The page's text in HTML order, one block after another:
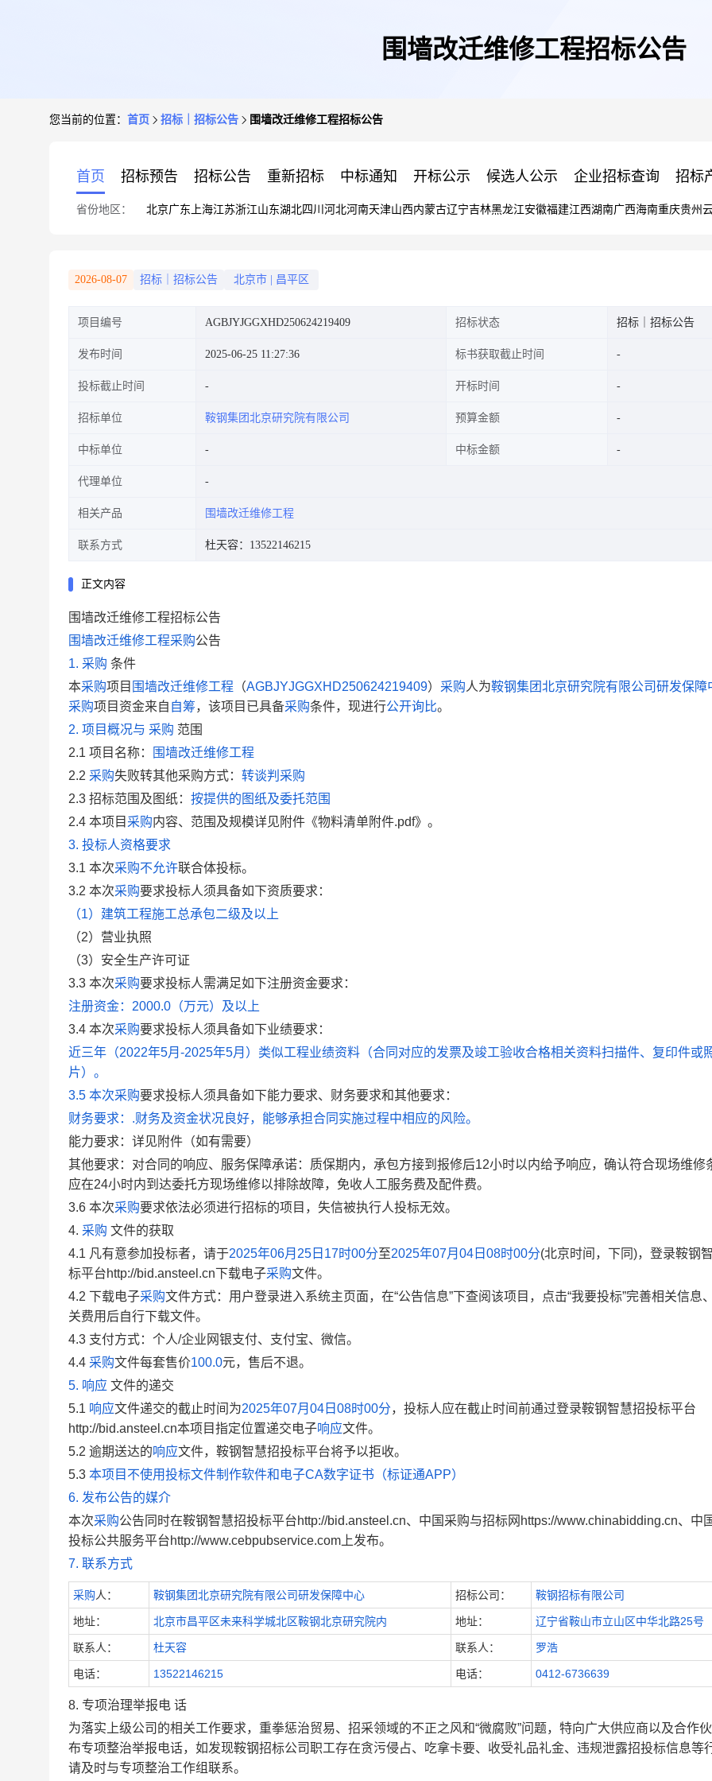
围墙改迁维修工程招标公告
您当前的位置： 首页 招标｜招标公告 围墙改迁维修工程招标公告
首页 招标预告 招标公告 重新招标 中标通知 开标公示 候选人公示 企业招标查询 招标
省份地区： 北京广东 上海江苏浙江山东湖北四川 河北河南天津山西内蒙古辽宁吉林黑龙江安徽福建江西湖南广西海南重庆贵州
2026-08-07 招标｜招标公告 北京市 昌平区
项目编号 AGBJYJGGXHD250624219409 招标状态 招标｜招标公告
发布时间 2025-06-25 11:27:36 标书获取截止时间
投标截止时间 开标时间
招标单位 鞍钢集团北京研究院有限公司 预算金额
中标单位 中标金额
代理单位
相关产品 围墙改迁维修工程
联系方式 杜天容：13522146215
正文内容
围墙改迁维修工程招标公告
围墙改迁维修工程采购公告
1. 采购 条件
本采购项目 围墙改迁维修工程 （AGBJYJGGXHD250624219409） 采购人为鞍钢集团北京研究院有限公司研发保障
采购项目资金来自 自筹，该项目已具备采购条件，现进行公开询比。
2. 项目概况与 采购 范围
2.1 项目名称：
围墙改迁维修工程
2.2 采购失败转其他采购方式： 转谈判采购
2.3 招标范围及图纸： 按提供的图纸及委托范围
2.4 本项目 采购内容、范围及规模详见附件《物料清单附件.pdf》。
3. 投标人资格要求
3.1 本次采购不允许联合体投标。
3.2 本次采购要求投标人须具备如下资质要求：
（1）建筑工程施工总承包二级及以上
（2）营业执照
（3）安全生产许可证
3.3 本次采购要求投标人需满足如下注册资金要求：
注册资金：2000.0（万元）及以上
3.4 本次采购要求投标人须具备如下业绩要求：
近三年（2022年5月-2025年5月）类似工程业绩资料（合同对应的发票及竣工验收合格相关资料扫描件、复印件或
片）。
3.5 本次采购要求投标人须具备如下能力要求、财务要求和其他要求：
财务要求：.财务及资金状况良好，能够承担合同实施过程中相应的风险。
能力要求：详见附件（如有需要）
其他要求：对合同的响应、服务保障承诺：质保期内，承包方接到报修后12小时以内给予响应，确认符合现场维修
应在24小时内到达委托方现场维修以排除故障，免收人工服务费及配件费。
3.6 本次采购要求依法必须进行招标的项目，失信被执行人投标无效。
4. 采购 文件的获取
4.1 凡有意参加投标者，请于2025年06月25日17时00分至2025年07月04日08时00分(北京时间，下同)，登录鞍钢
标平台http://bid.ansteel.cn下载电子采购文件。
4.2 下载电子采购文件方式：用户登录进入系统主页面，在“公告信息”下查阅该项目，点击“我要投标”完善相关信息
关费用后自行下载文件。
4.3 支付方式：个人/企业网银支付、支付宝、微信。
4.4 采购文件每套售价100.0元，售后不退。
5. 响应 文件的递交
5.1 响应文件递交的截止时间为2025年07月04日08时00分，投标人应在截止时间前通过登录鞍钢智慧招投标平台
http://bid.ansteel.cn本项目指定位置递交电子响应文件。
5.2 逾期送达的响应文件， 鞍钢智慧招投标平台将予以拒收。
5.3 本项目不使用投标文件制作软件和电子CA数字证书（标证通APP）
6. 发布公告的媒介
本次采购公告同时在鞍钢智慧招投标平台http://bid.ansteel.cn、中国采购与招标网https://www.chinabidding.cn、中
投标公共服务平台http://www.cebpubservice.com上发布。
7. 联系方式
采购人： 鞍钢集团北京研究院有限公司研发保障中心 招标公司： 鞍钢招标有限公司
地址： 北京市昌平区未来科学城北区鞍钢北京研究院内 地址： 辽宁省鞍山市立山区中华北路25号
联系人： 杜天容 联系人： 罗浩
电话： 13522146215 电话： 0412-6736639
8. 专项治理举报电 话
为落实上级公司的相关工作要求，重拳惩治贸易、招采领域的不正之风和“微腐败”问题，特向广大供应商以及合作
布专项整治举报电话，如发现鞍钢招标公司职工存在贪污侵占、吃拿卡要、收受礼品礼金、违规泄露招投标信息等
请及时与专项整治工作组联系。